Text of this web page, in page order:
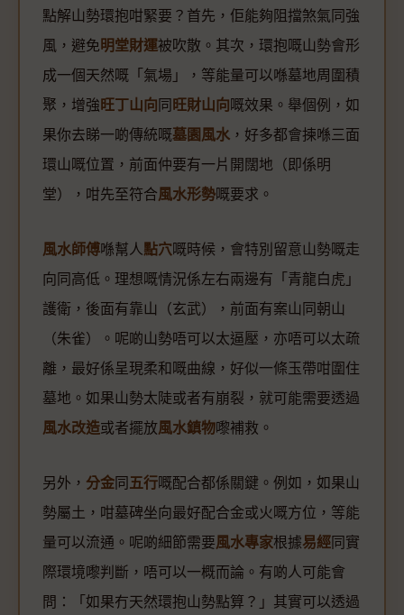
點解山勢環抱咁緊要？首先，佢能夠阻擋煞氣同強
風，避免 明堂財運被吹散。其次，環抱嘅山勢會形
成一個天然嘅「氣場」，等能量可以喺墓地周圍積
聚，增強 旺丁山向 同 旺財山向 嘅效果。舉個例，如
果你去睇一啲傳統嘅墓園風水 ，好多都會揀喺三面
環山嘅位置，前面仲要有一片開闊地（即係明
堂），咁先至符合風水形勢嘅要求。
風水師傅喺幫人 點穴嘅時候，會特別留意山勢嘅走
向同高低。理想嘅情況係左右兩邊有「青龍白虎」
護衛，後面有靠山（玄武），前面有案山同朝山
（朱雀）。呢啲山勢唔可以太逼壓，亦唔可以太疏
離，最好係呈現柔和嘅曲線，好似一條玉帶咁圍住
墓地。如果山勢太陡或者有崩裂，就可能需要透過
風水改造或者擺放風水鎮物嚟補救。
另外， 分金 同 五行嘅配合都係關鍵。例如，如果山
勢屬土，咁墓碑坐向最好配合金或火嘅方位，等能
量可以流通。呢啲細節需要風水專家根據易經 同實
際環境嚟判斷，唔可以一概而論。有啲人可能會
問：「如果冇天然環抱山勢點算？」其實可以透過